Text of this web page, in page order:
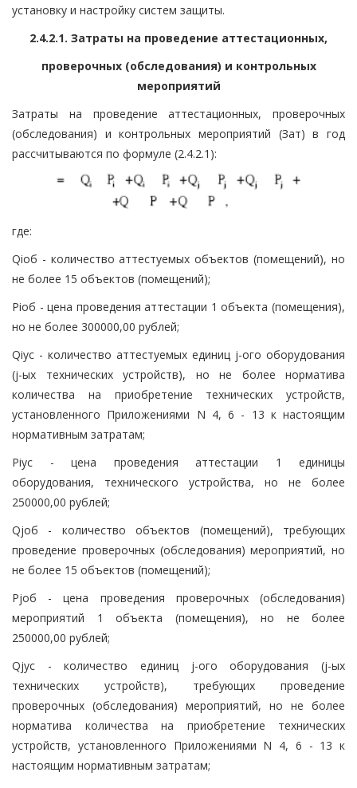
установку и настройку систем защиты.
2.4.2.1. Затраты на проведение аттестационных,
проверочных (обследования) и контрольных
мероприятий
Затраты на проведение аттестационных, проверочных
(обследования) и контрольных мероприятий (Зат) в год
рассчитываются по формуле (2.4.2.1):
где:
Qiоб - количество аттестуемых объектов (помещений), но
не более 15 объектов (помещений);
Piоб - цена проведения аттестации 1 объекта (помещения),
но не более 300000,00 рублей;
Qiус - количество аттестуемых единиц j-ого оборудования
(j-ых технических устройств), но не более норматива
количества на приобретение технических устройств,
установленного Приложениями N 4, 6 - 13 к настоящим
нормативным затратам;
Piус - цена проведения аттестации 1 единицы
оборудования, технического устройства, но не более
250000,00 рублей;
Qjоб - количество объектов (помещений), требующих
проведение проверочных (обследования) мероприятий, но
не более 15 объектов (помещений);
Pjоб - цена проведения проверочных (обследования)
мероприятий 1 объекта (помещения), но не более
250000,00 рублей;
Qjус - количество единиц j-ого оборудования (j-ых
технических устройств), требующих проведение
проверочных (обследования) мероприятий, но не более
норматива количества на приобретение технических
устройств, установленного Приложениями N 4, 6 - 13 к
настоящим нормативным затратам;